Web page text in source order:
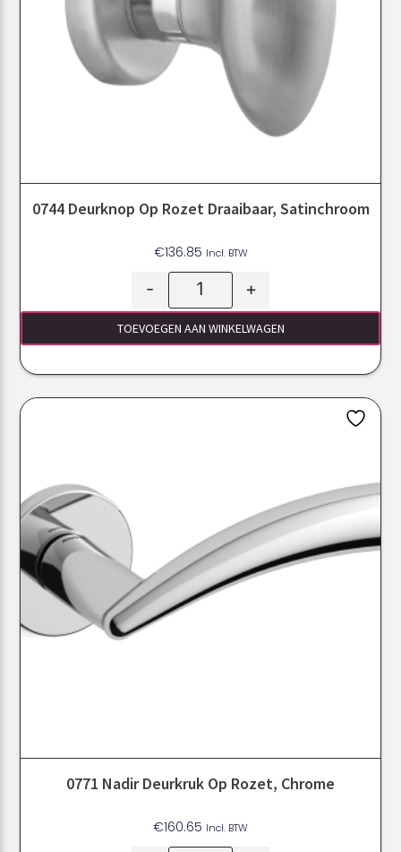
0744 Deurknop Op Rozet Draaibaar, Satinchroom
€136.85 Incl. BTW
- +
TOEVOEGEN AAN WINKELWAGEN
0771 Nadir Deurkruk Op Rozet, Chrome
€160.65 Incl. BTW